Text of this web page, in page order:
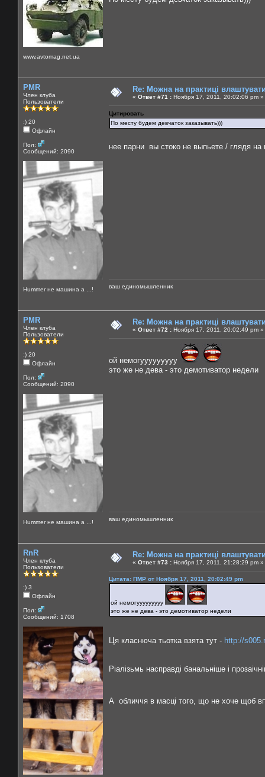
www.avtomag.net.ua
PMR
Член клуба
Пользователи
:) 20
Офлайн
Пол:
Сообщений: 2090
Нummer не машина а ...!
Re: Можна на практиці
« Ответ #71 : Ноября 17, 2011, 20:02:06 pm »
Цитировать
По месту будем девчаток заказывать)))
нее парни вы стоко не выпьете / глядя
ваш единомышленник
PMR
Член клуба
Пользователи
:) 20
Офлайн
Пол:
Сообщений: 2090
Нummer не машина а ...!
Re: Можна на практиці
« Ответ #72 : Ноября 17, 2011, 20:02:49 pm »
ой немогууууууууу
это же не дева - это демотиватор недели
ваш единомышленник
RnR
Член клуба
Пользователи
:) 3
Офлайн
Пол:
Сообщений: 1708
Re: Можна на практиці
« Ответ #73 : Ноября 17, 2011, 21:28:29 pm »
Цитата: ПМР от Ноября 17, 2011, 20:02:49 pm
ой немогууууууууу
это же не дева - это демотиватор недели
Ця класнюча тьотка взята тут - http://
Ріалізьмь насправді банальніше і
А обличчя в масці того, що не хоче щоб